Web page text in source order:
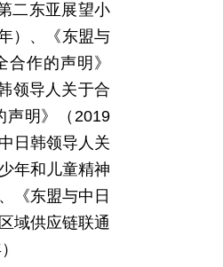
二东亚展望小
）、《东盟与
作的声明》
领导人关于合
声明》（2019
日韩领导人关
年和儿童精神
《东盟与中日
域供应链联通